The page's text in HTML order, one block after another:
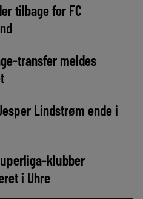
tilbage for FC
transfer meldes
Lindstrøm ende i
klubber
i Uhre